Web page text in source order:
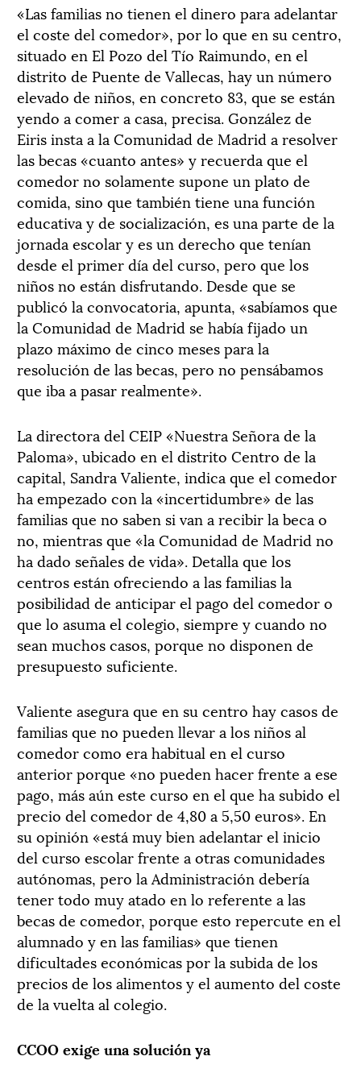
«Las familias no tienen el dinero para adelantar
el coste del comedor», por lo que en su centro,
situado en El Pozo del Tío Raimundo, en el
distrito de Puente de Vallecas, hay un número
elevado de niños, en concreto 83, que se están
yendo a comer a casa, precisa. González de
Eiris insta a la Comunidad de Madrid a resolver
las becas «cuanto antes» y recuerda que el
comedor no solamente supone un plato de
comida, sino que también tiene una función
educativa y de socialización, es una parte de la
jornada escolar y es un derecho que tenían
desde el primer día del curso, pero que los
niños no están disfrutando. Desde que se
publicó la convocatoria, apunta, «sabíamos que
la Comunidad de Madrid se había fijado un
plazo máximo de cinco meses para la
resolución de las becas, pero no pensábamos
que iba a pasar realmente».
La directora del CEIP «Nuestra Señora de la
Paloma», ubicado en el distrito Centro de la
capital, Sandra Valiente, indica que el comedor
ha empezado con la «incertidumbre» de las
familias que no saben si van a recibir la beca o
no, mientras que «la Comunidad de Madrid no
ha dado señales de vida». Detalla que los
centros están ofreciendo a las familias la
posibilidad de anticipar el pago del comedor o
que lo asuma el colegio, siempre y cuando no
sean muchos casos, porque no disponen de
presupuesto suficiente.
Valiente asegura que en su centro hay casos de
familias que no pueden llevar a los niños al
comedor como era habitual en el curso
anterior porque «no pueden hacer frente a ese
pago, más aún este curso en el que ha subido el
precio del comedor de 4,80 a 5,50 euros». En
su opinión «está muy bien adelantar el inicio
del curso escolar frente a otras comunidades
autónomas, pero la Administración debería
tener todo muy atado en lo referente a las
becas de comedor, porque esto repercute en el
alumnado y en las familias» que tienen
dificultades económicas por la subida de los
precios de los alimentos y el aumento del coste
de la vuelta al colegio.
CCOO exige una solución ya